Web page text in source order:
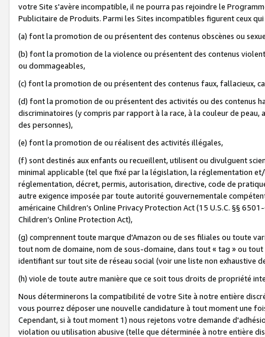
votre Site s'avère incompatible, il ne pourra pas rejoindre le
Publicitaire de Produits. Parmi les Sites incompatibles figurent ceux
(a) font la promotion de ou présentent des contenus obscènes ou
(b) font la promotion de la violence ou présentent des contenus
ou dommageables,
(c) font la promotion de ou présentent des contenus faux, fallacieux,
(d) font la promotion de ou présentent des activités ou des contenus
discriminatoires (y compris par rapport à la race, à la couleur de
des personnes),
(e) font la promotion de ou réalisent des activités illégales,
(f) sont destinés aux enfants ou recueillent, utilisent ou divulguent
minimal applicable (tel que fixé par la législation, la réglementation
réglementation, décret, permis, autorisation, directive, code de
autre exigence imposée par toute autorité gouvernementale
américaine Children’s Online Privacy Protection Act (15 U.S.C. §§
Children’s Online Protection Act),
(g) comprennent toute marque d'Amazon ou de ses filiales ou toute
tout nom de domaine, nom de sous-domaine, dans tout « tag » ou
identifiant sur tout site de réseau social (voir une liste non exhaustive
(h) viole de toute autre manière que ce soit tous droits de propriété
Nous déterminerons la compatibilité de votre Site à notre entière
vous pourrez déposer une nouvelle candidature à tout moment une
Cependant, si à tout moment 1) nous rejetons votre demande
violation ou utilisation abusive (telle que déterminée à notre entière